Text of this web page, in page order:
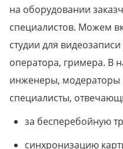
на оборудовании
специалистов. Можем
студии для
оператора, гримера. В
инженеры, модераторы
специалисты,
за бесперебойную
синхронизацию